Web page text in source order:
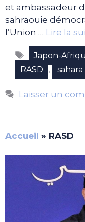
et ambassadeur
sahraouie
l’Union … Lire la
Étiquettes
Japon-
RASD ,
Laisser un
Accueil » RASD